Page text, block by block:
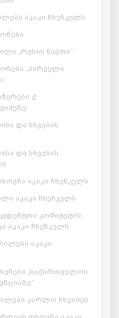
აკაკი ჩხენკელს
„რუსის ნავთი“
„პირველი
ქ.
და სხვების
და სხვების
აკაკი ჩხენკელს
აკაკი ჩხენკელს
კომიტეტის
აკაკი ჩხენკელს
აკაკი
„საქართველოს
კარლო ჩხეიძეს